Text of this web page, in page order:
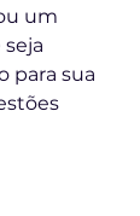
um
para sua